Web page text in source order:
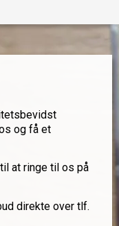
og få et
at ringe til os på
direkte over tlf.